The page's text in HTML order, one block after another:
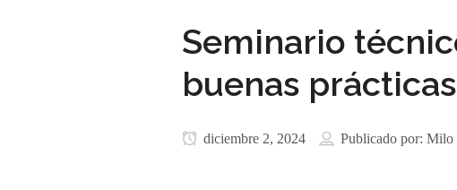
Seminario
buenas
diciembre 2, 2024 Publicado por: Milo